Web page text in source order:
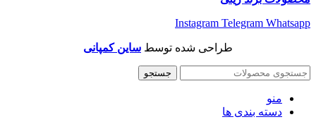
Instagram Telegram Whatsapp
طراحی شده توسط ساین کمپانی
جستجو
منو
دسته بندی ها